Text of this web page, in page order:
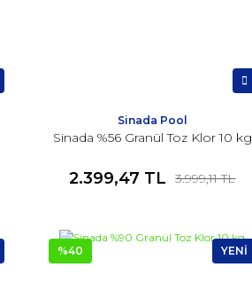
Sinada Pool
Sinada %56 Granül Toz Klor 10 kg
2.399,47 TL 3.999,11 TL
%40 YENİ